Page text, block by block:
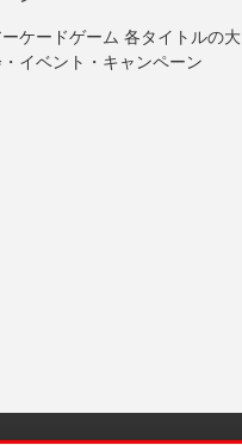
ーケードゲーム 各タイトルの大
イベント・キャンペーン